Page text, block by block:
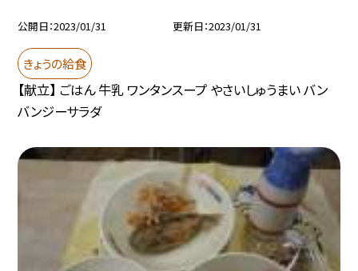
公開日 2023/01/31 更新日 2023/01/31
きょうの給食
【献立】 ごはん 牛乳 ワンタンスープ やさいしゅうまい バン
バンジーサラダ